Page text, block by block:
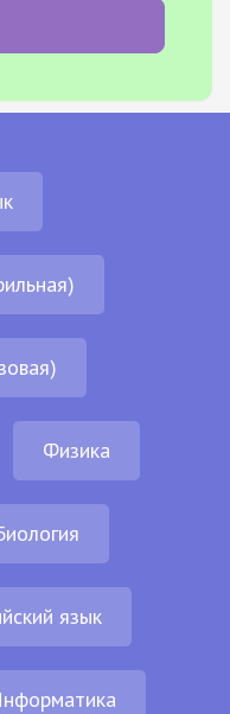
Физика
язык